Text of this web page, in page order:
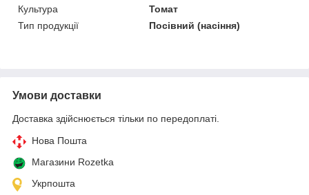
Культура
Томат
Тип продукції
Посівний (насіння)
Умови доставки
Доставка здійснюється тільки по передоплаті.
Нова Пошта
Магазини Rozetka
Укрпошта